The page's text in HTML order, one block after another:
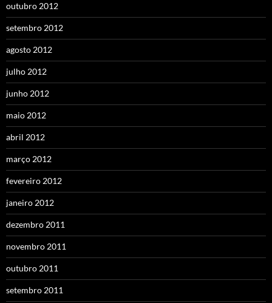
outubro 2012
setembro 2012
agosto 2012
julho 2012
junho 2012
maio 2012
abril 2012
março 2012
fevereiro 2012
janeiro 2012
dezembro 2011
novembro 2011
outubro 2011
setembro 2011